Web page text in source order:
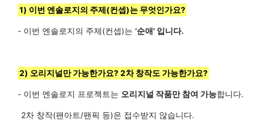
1) 이번 엔솔로지의 주제(컨셉)는 무엇인가요?
- 이번 엔솔로지의 주제(컨셉)는 ‘순애' 입니다.
2) 오리지널만 가능한가요? 2차 창작도 가능한가요?
- 이번 엔솔로지 프로젝트는 오리지널 작품만 참여 가능합니다.
2차 창작(팬아트/팬픽 등)은 접수받지 않습니다.